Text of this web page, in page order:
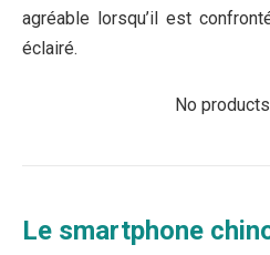
agréable lorsqu’il est
éclairé.
No
Le smartphone